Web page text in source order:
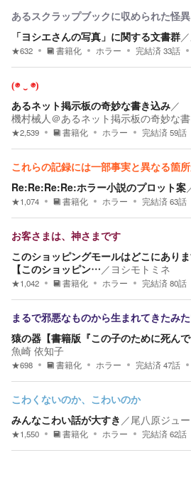
あるスクラップブックに収められた怪異
「ヨシエさんの写真」に関する文書群／
★632 書籍化 ホラー 完結済 33話
(◉ ‿ ◉)
あるネット掲示板の奇妙な書き込み／
機村械人＠あるネット掲示板の奇妙な
★2,539 書籍化 ホラー 完結済 59話
これらの記録には一部事実と異なる箇
Re:Re:Re:Re:ホラー小説のプロット案
★1,074 書籍化 ホラー 完結済 63話
お客さまは、神さまです
このショッピングモールはどこにあり
【このショッピン… ／ ヨシモトミネ
★1,042 書籍化 ホラー 完結済 80話
まるで邪悪なものから生まれてきたみた
猿の器【書籍版『この子のために死んで
魚崎 依知子
★698 書籍化 ホラー 完結済 47話
こわくないのか、こわいのか
みんなこわい話が大すき ／尾八原ジュ
★1,550 書籍化 ホラー 完結済 62話